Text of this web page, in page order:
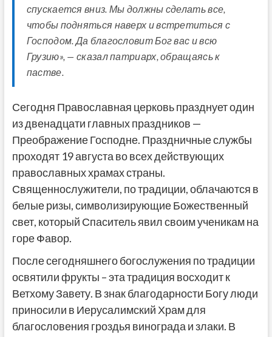
спускается вниз. Мы должны сделать все,
чтобы подняться наверх и встретиться с
Господом. Да благословит Бог вас и всю
Грузию», — сказал патриарх, обращаясь к
пастве.
Сегодня Православная церковь празднует один
из двенадцати главных праздников —
Преображение Господне. Праздничные службы
проходят 19 августа во всех действующих
православных храмах страны.
Священнослужители, по традиции, облачаются в
белые ризы, символизирующие Божественный
свет, который Спаситель явил своим ученикам на
горе Фавор.
После сегодняшнего богослужения по традиции
освятили фрукты – эта традиция восходит к
Ветхому Завету. В знак благодарности Богу люди
приносили в Иерусалимский Храм для
благословения гроздья винограда и злаки. В